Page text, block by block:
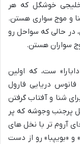
خوشگل که هر
و موج سواری هستن.
در حالی که سواحل رو
سواران هستن.
ست، که اولین
فانوس دریایی فارول
شنا و آفتاب گرفتن
پرجنب وجوشه که پر
آروم تر با نخل های
و «بویپبا» رو از دست